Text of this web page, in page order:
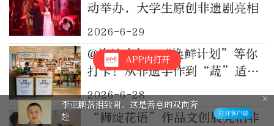
动举办，大学生原创非遗剧亮相
2026-6-29
@海淀青年，“焕鲜计划”等你
打卡！从非遗手作到“蔬”适
圈，惊喜持续上线
2026-6-28
“狮绽花语”作品文创展亮相非
APP内打开
李亚鹏落泪致谢，这是善意的双向奔
赴